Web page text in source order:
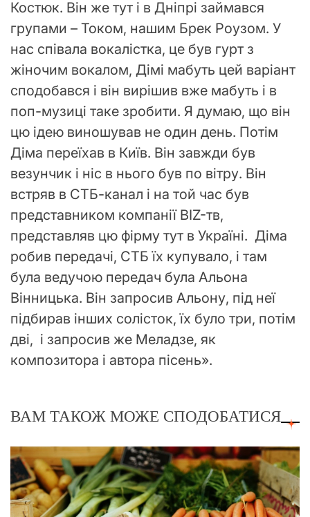
Костюк. Він же тут і в Дніпрі займався
групами – Током, нашим Брек Роузом. У
нас співала вокалістка, це був гурт з
жіночим вокалом, Дімі мабуть цей варіант
сподобався і він вирішив вже мабуть і в
поп-музиці таке зробити. Я думаю, що він
цю ідею виношував не один день. Потім
Діма переїхав в Київ. Він завжди був
везунчик і ніс в нього був по вітру. Він
встряв в СТБ-канал і на той час був
представником компанії BIZ-тв,
представляв цю фірму тут в Україні. Діма
робив передачі, СТБ їх купувало, і там
була ведучою передач була Альона
Вінницька. Він запросив Альону, під неї
підбирав інших солісток, їх було три, потім
дві, і запросив же Меладзе, як
композитора і автора пісень».
ВАМ ТАКОЖ МОЖЕ СПОДОБАТИСЯ